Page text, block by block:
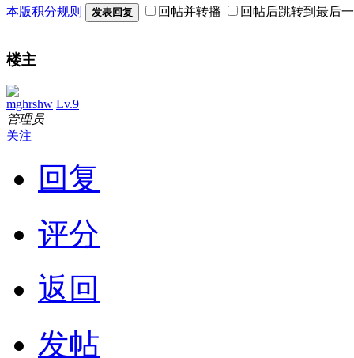
本版积分规则 发表回复 回帖并转播 回帖后跳转到最后
楼主
mghrshw Lv.9
管理员
关注
回复
评分
返回
发帖